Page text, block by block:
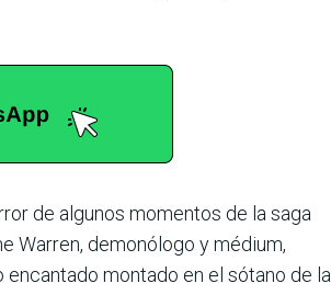
de algunos momentos de la saga
Warren, demonólogo y médium,
montado en el sótano de la